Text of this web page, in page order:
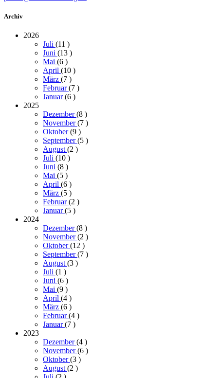
Archiv
2026
Juli (11 )
Juni (13 )
Mai (6 )
April (10 )
März (7 )
Februar(7 )
Januar(6 )
2025
Dezember(8 )
November(7 )
Oktober(9 )
September(5 )
August(2 )
Juli (10 )
Juni (8 )
Mai (5 )
April (6 )
März (5 )
Februar(2 )
Januar(5 )
2024
Dezember(8 )
November(2 )
Oktober(12 )
September(7 )
August(3 )
Juli (1 )
Juni (6 )
Mai (9 )
April (4 )
März (6 )
Februar(4 )
Januar(7 )
2023
Dezember(4 )
November(6 )
Oktober(3 )
August(2 )